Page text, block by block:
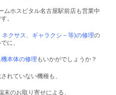
ムホスピタル名古屋駅前店も営業中
。
クサス、ギャラクシ－等)の修理の
に、
本体の修理 もいかがでしょうか？
れていない機種も、
のお取り寄せによる、